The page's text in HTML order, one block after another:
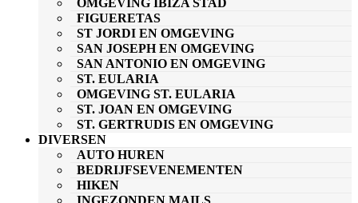
OMGEVING IBIZA STAD
FIGUERETAS
ST JORDI EN OMGEVING
SAN JOSEPH EN OMGEVING
SAN ANTONIO EN OMGEVING
ST. EULARIA
OMGEVING ST. EULARIA
ST. JOAN EN OMGEVING
ST. GERTRUDIS EN OMGEVING
DIVERSEN
AUTO HUREN
BEDRIJFSEVENEMENTEN
HIKEN
INGEZONDEN MAILS